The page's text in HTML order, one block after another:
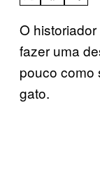
O
fazer uma
pouco como
gato.